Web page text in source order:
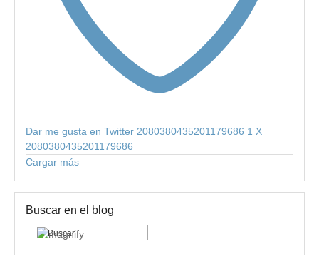
Dar me gusta en Twitter 2080380435201179686 1 X
2080380435201179686
Cargar más
Buscar en el blog